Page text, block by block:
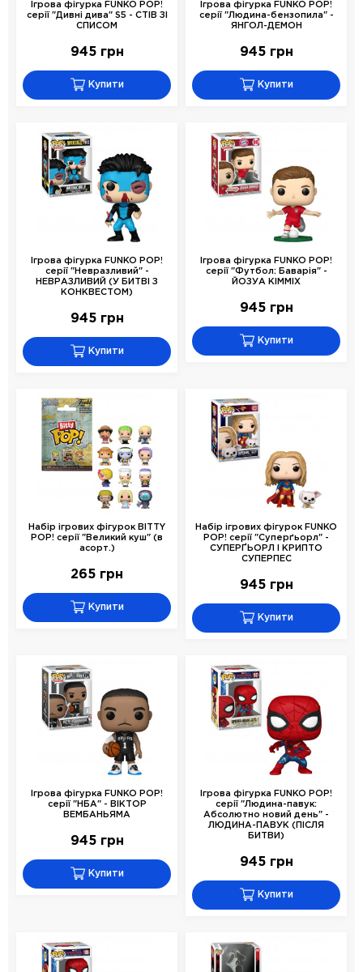
Ігрова фігурка FUNKO POP!
серії "Дивні дива" S5 - СТІВ ЗІ
СПИСОМ
945 грн
Купити
Ігрова фігурка FUNKO POP!
серії "Людина-бензопила" -
ЯНГОЛ-ДЕМОН
945 грн
Купити
Ігрова фігурка FUNKO POP!
серії "Невразливий" -
НЕВРАЗЛИВИЙ (У БИТВІ З
КОНКВЕСТОМ)
945 грн
Купити
Ігрова фігурка FUNKO POP!
серії "Футбол: Баварія" -
ЙОЗУА КІММІХ
945 грн
Купити
Набір ігрових фігурок BITTY
POP! серії "Великий куш" (в
асорт.)
265 грн
Купити
Набір ігрових фігурок FUNKO
POP! серії "Суперґьорл" -
СУПЕРҐЬОРЛ І КРИПТО
СУПЕРПЕС
945 грн
Купити
Ігрова фігурка FUNKO POP!
серії "НБА" - ВІКТОР
ВЕМБАНЬЯМА
945 грн
Купити
Ігрова фігурка FUNKO POP!
серії "Людина-павук:
Абсолютно новий день" -
ЛЮДИНА-ПАВУК (ПІСЛЯ
БИТВИ)
945 грн
Купити